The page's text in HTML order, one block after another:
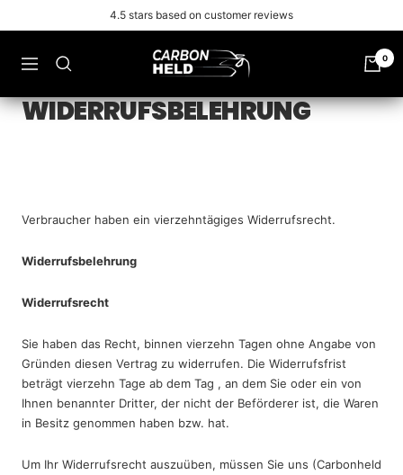
Inhalt
4.5 stars based on customer reviews
Navigation
Carbonheld 0
WIDERRUFSBELEHRUNG
Verbraucher haben ein vierzehntägiges Widerrufsrecht.
Widerrufsbelehrung
Widerrufsrecht
Sie haben das Recht, binnen vierzehn Tagen ohne Angabe von
Gründen diesen Vertrag zu widerrufen. Die Widerrufsfrist
beträgt vierzehn Tage ab dem Tag , an dem Sie oder ein von
Ihnen benannter Dritter, der nicht der Beförderer ist, die Waren
in Besitz genommen haben bzw. hat.
Um Ihr Widerrufsrecht auszuüben, müssen Sie uns (Carbonheld